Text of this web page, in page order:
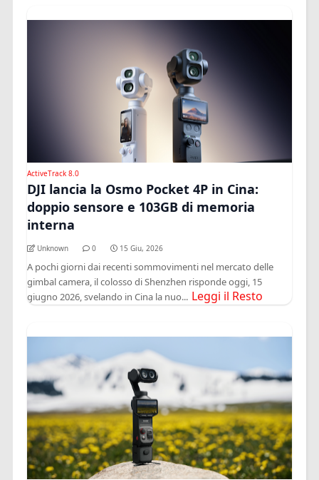
ActiveTrack 8.0
DJI lancia la Osmo Pocket 4P in Cina:
doppio sensore e 103GB di memoria
interna
Unknown 0 15 Giu, 2026
A pochi giorni dai recenti sommovimenti nel mercato delle
gimbal camera, il colosso di Shenzhen risponde oggi, 15
giugno 2026, svelando in Cina la nuo... Leggi il Resto